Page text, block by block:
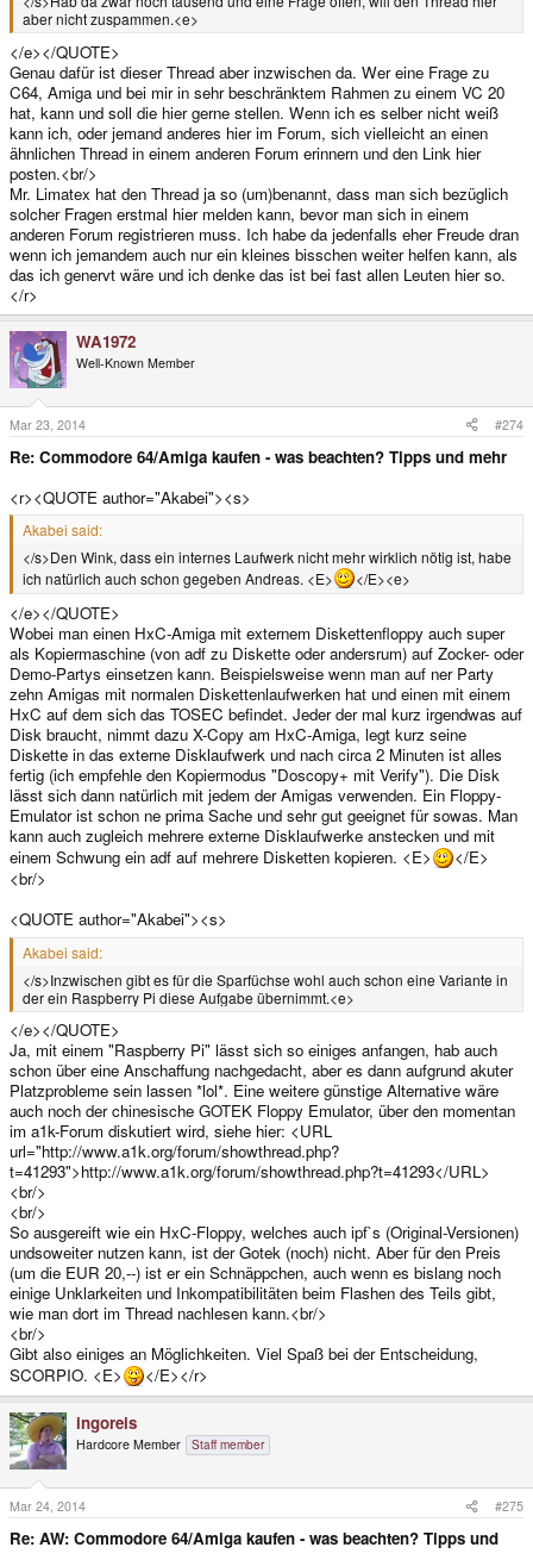
aber nicht zuspammen.<e>
</e></QUOTE>
Genau dafür ist dieser Thread aber inzwischen da. Wer eine Frage zu
C64, Amiga und bei mir in sehr beschränktem Rahmen zu einem VC 20
hat, kann und soll die hier gerne stellen. Wenn ich es selber nicht weiß
kann ich, oder jemand anderes hier im Forum, sich vielleicht an einen
ähnlichen Thread in einem anderen Forum erinnern und den Link hier
posten.<br/>
Mr. Limatex hat den Thread ja so (um)benannt, dass man sich bezüglich
solcher Fragen erstmal hier melden kann, bevor man sich in einem
anderen Forum registrieren muss. Ich habe da jedenfalls eher Freude dran
wenn ich jemandem auch nur ein kleines bisschen weiter helfen kann, als
das ich genervt wäre und ich denke das ist bei fast allen Leuten hier so.
</r>
WA1972
Well-Known Member
Mar 23, 2014 #274
Re: Commodore 64/Amiga kaufen - was beachten? Tipps und mehr
<r><QUOTE author="Akabei"><s>
Akabei said:
</s>Den Wink, dass ein internes Laufwerk nicht mehr wirklich nötig ist, habe
ich natürlich auch schon gegeben Andreas. <E>
</E><e>
</e></QUOTE>
Wobei man einen HxC-Amiga mit externem Diskettenfloppy auch super
als Kopiermaschine (von adf zu Diskette oder andersrum) auf Zocker- oder
Demo-Partys einsetzen kann. Beispielsweise wenn man auf ner Party
zehn Amigas mit normalen Diskettenlaufwerken hat und einen mit einem
HxC auf dem sich das TOSEC befindet. Jeder der mal kurz irgendwas auf
Disk braucht, nimmt dazu X-Copy am HxC-Amiga, legt kurz seine
Diskette in das externe Disklaufwerk und nach circa 2 Minuten ist alles
fertig (ich empfehle den Kopiermodus "Doscopy+ mit Verify"). Die Disk
lässt sich dann natürlich mit jedem der Amigas verwenden. Ein Floppy-
Emulator ist schon ne prima Sache und sehr gut geeignet für sowas. Man
kann auch zugleich mehrere externe Disklaufwerke anstecken und mit
einem Schwung ein adf auf mehrere Disketten kopieren. <E>
</E>
<br/>
<QUOTE author="Akabei"><s>
Akabei said:
</s>Inzwischen gibt es für die Sparfüchse wohl auch schon eine Variante in
der ein Raspberry Pi diese Aufgabe übernimmt.<e>
</e></QUOTE>
Ja, mit einem "Raspberry Pi" lässt sich so einiges anfangen, hab auch
schon über eine Anschaffung nachgedacht, aber es dann aufgrund akuter
Platzprobleme sein lassen *lol*. Eine weitere günstige Alternative wäre
auch noch der chinesische GOTEK Floppy Emulator, über den momentan
im a1k-Forum diskutiert wird, siehe hier: <URL
url="http://www.a1k.org/forum/showthread.php?
t=41293">http://www.a1k.org/forum/showthread.php?t=41293</URL>
<br/>
<br/>
So ausgereift wie ein HxC-Floppy, welches auch ipf`s (Original-Versionen)
undsoweiter nutzen kann, ist der Gotek (noch) nicht. Aber für den Preis
(um die EUR 20,--) ist er ein Schnäppchen, auch wenn es bislang noch
einige Unklarkeiten und Inkompatibilitäten beim Flashen des Teils gibt,
wie man dort im Thread nachlesen kann.<br/>
<br/>
Gibt also einiges an Möglichkeiten. Viel Spaß bei der Entscheidung,
SCORPIO. <E>
</E></r>
ingoreis
Hardcore Member Staff member
Mar 24, 2014 #275
Re: AW: Commodore 64/Amiga kaufen - was beachten? Tipps und